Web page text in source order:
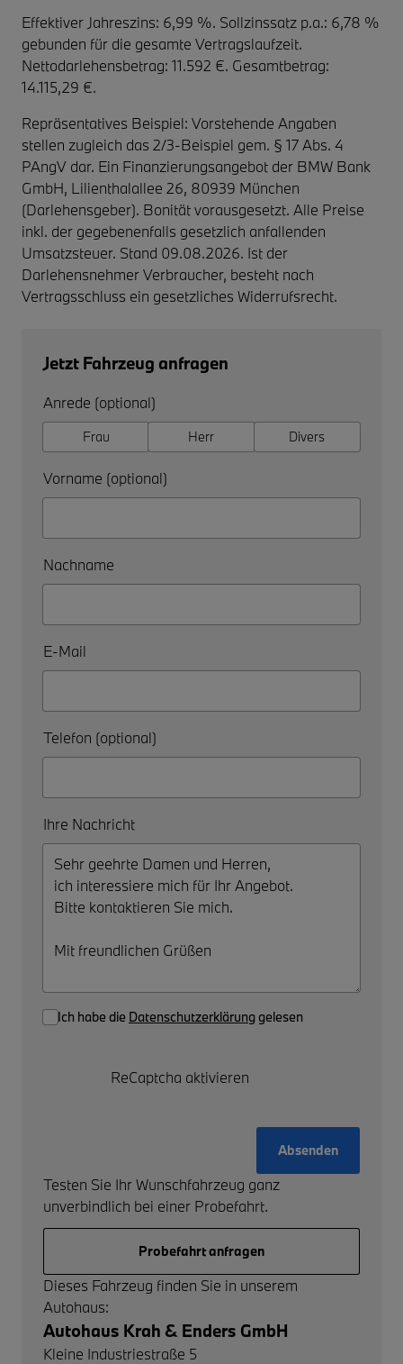
Effektiver Jahreszins: 6,99 %. Sollzinssatz p.a.: 6,78 %
gebunden für die gesamte Vertragslaufzeit.
Nettodarlehensbetrag: 11.592 €. Gesamtbetrag:
14.115,29 €.
Repräsentatives Beispiel: Vorstehende Angaben
stellen zugleich das 2/3-Beispiel gem. § 17 Abs. 4
PAngV dar. Ein Finanzierungsangebot der BMW Bank
GmbH, Lilienthalallee 26, 80939 München
(Darlehensgeber). Bonität vorausgesetzt. Alle Preise
inkl. der gegebenenfalls gesetzlich anfallenden
Umsatzsteuer. Stand 09.08.2026. Ist der
Darlehensnehmer Verbraucher, besteht nach
Vertragsschluss ein gesetzliches Widerrufsrecht.
Jetzt Fahrzeug anfragen
Anrede (optional)
Frau Herr Divers
Vorname (optional)
Nachname
E-Mail
Telefon (optional)
Ihre Nachricht
Ich habe die Datenschutzerklärung gelesen
ReCaptcha aktivieren
Absenden
Testen Sie Ihr Wunschfahrzeug ganz
unverbindlich bei einer Probefahrt.
Probefahrt anfragen
Dieses Fahrzeug finden Sie in unserem
Autohaus:
Autohaus Krah & Enders GmbH
Kleine Industriestraße 5